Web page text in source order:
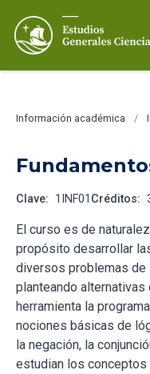
Información académica /
Clave: 1INF01 Créditos:
El curso es de
propósito desarrollar
diversos problemas de
planteando
herramienta la
nociones básicas de
la negación, la
estudian los